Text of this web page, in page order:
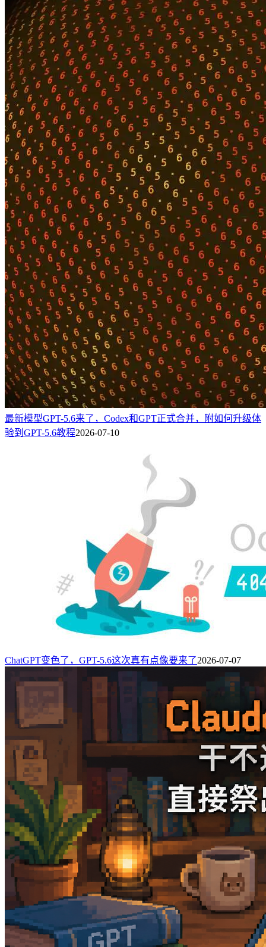
最新模型GPT-5.6来了，Codex和GPT正式合并，附如何升级体
验到GPT-5.6教程2026-07-10
ChatGPT变色了，GPT-5.6这次真有点像要来了2026-07-07